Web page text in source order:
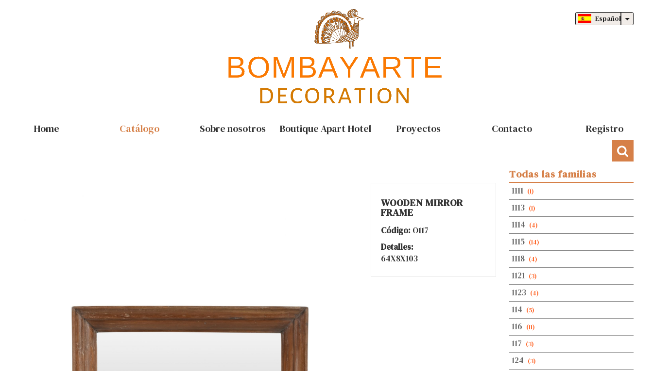
Español
Home Catálogo Sobre nosotros Boutique Apart Hotel Proyectos Contacto Registro
Todas las familias
1111 (1)
1113 (1)
1114 (4)
1115 (14)
1118 (4)
1121 (3)
1123 (4)
114 (5)
116 (11)
117 (3)
124 (3)
WOODEN MIRROR
FRAME
Código: O117
Detalles:
64X8X103